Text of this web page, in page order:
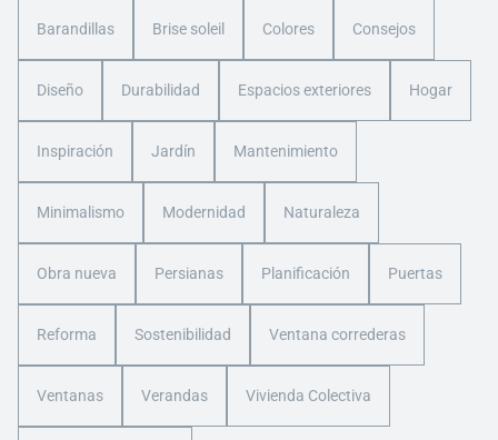
Barandillas Brise soleil Colores Consejos
Diseño Durabilidad Espacios exteriores Hogar
Inspiración Jardín Mantenimiento
Minimalismo Modernidad Naturaleza
Obra nueva Persianas Planificación Puertas
Reforma Sostenibilidad Ventana correderas
Ventanas Verandas Vivienda Colectiva